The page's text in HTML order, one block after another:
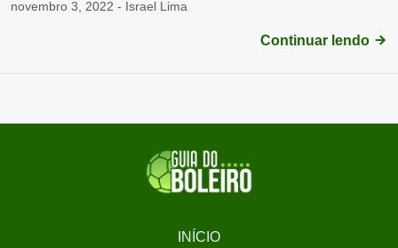
novembro 3, 2022 - Israel Lima
Continuar lendo
INÍCIO